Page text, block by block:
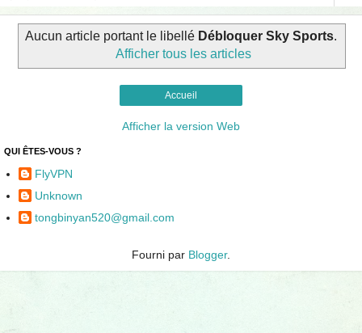
Aucun article portant le libellé Débloquer Sky Sports.
Afficher tous les articles
Accueil
Afficher la version Web
QUI ÊTES-VOUS ?
FlyVPN
Unknown
tongbinyan520@gmail.com
Fourni par Blogger.